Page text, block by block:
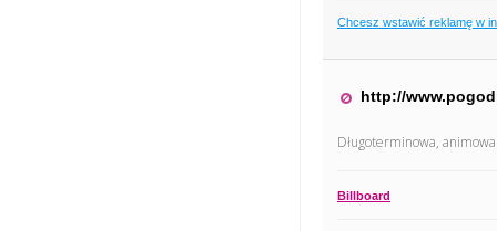
Chcesz wstawić reklamę w
http://
Długoterminowa,
Billboard